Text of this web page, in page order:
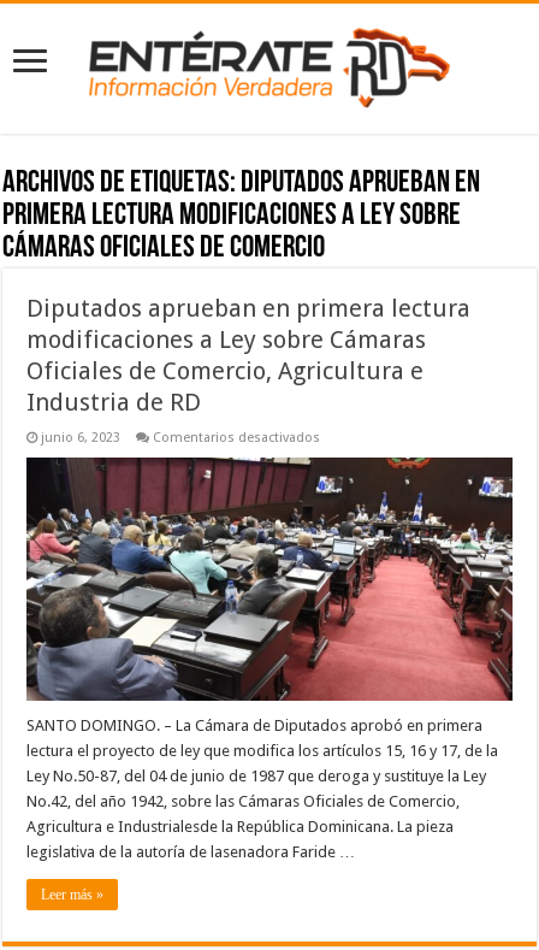
Archivos de etiquetas: Diputados aprueban en
primera lectura modificaciones a Ley sobre
Cámaras Oficiales de Comercio
Diputados aprueban en primera lectura
modificaciones a Ley sobre Cámaras
Oficiales de Comercio, Agricultura e
Industria de RD
junio 6, 2023 Comentarios desactivados
en
primera
lectura
modificaciones
a
Ley
sobre
Cámaras
Oficiales
de
Comercio,
Agricultura
de
RD
SANTO DOMINGO. – La Cámara de Diputados aprobó en primera
lectura el proyecto de ley que modifica los artículos 15, 16 y 17, de la
Ley No.50-87, del 04 de junio de 1987 que deroga y sustituye la Ley
No.42, del año 1942, sobre las Cámaras Oficiales de Comercio,
Agricultura e Industrialesde la República Dominicana. La pieza
legislativa de la autoría de lasenadora Faride …
Leer más »